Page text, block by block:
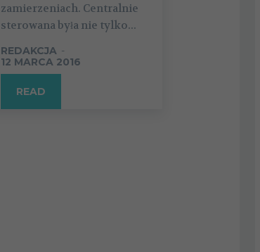
zamierzeniach. Centralnie
sterowana była nie tylko...
REDAKCJA -
12 MARCA 2016
READ